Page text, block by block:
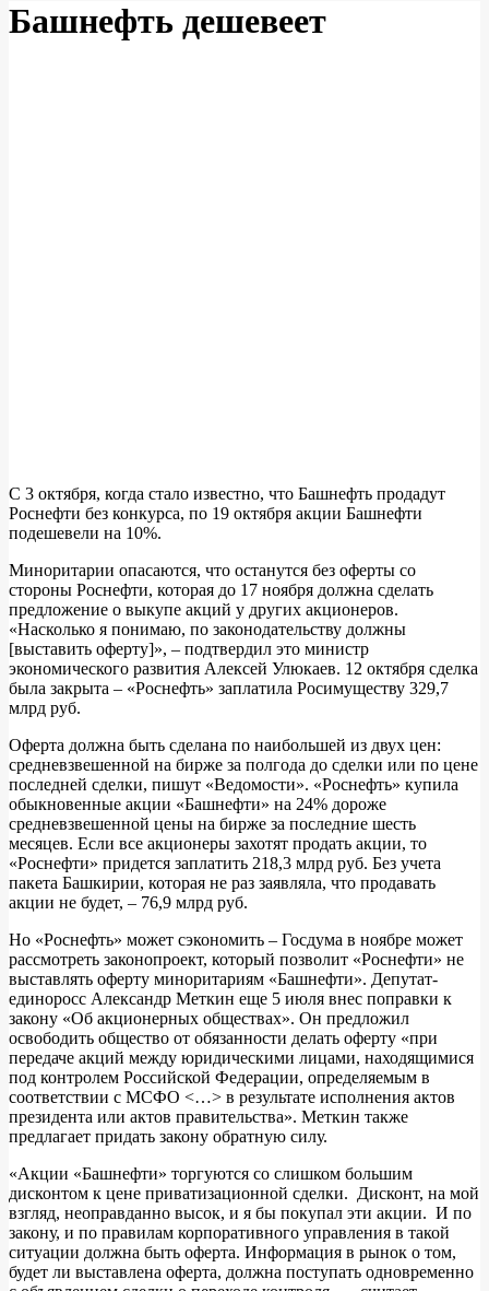
Башнефть дешевеет
С 3 октября, когда стало известно, что Башнефть продадут
Роснефти без конкурса, по 19 октября акции Башнефти
подешевели на 10%.
Миноритарии опасаются, что останутся без оферты со
стороны Роснефти, которая до 17 ноября должна сделать
предложение о выкупе акций у других акционеров.
«Насколько я понимаю, по законодательству должны
[выставить оферту]», – подтвердил это министр
экономического развития Алексей Улюкаев. 12 октября сделка
была закрыта – «Роснефть» заплатила Росимуществу 329,7
млрд руб.
Оферта должна быть сделана по наибольшей из двух цен:
средневзвешенной на бирже за полгода до сделки или по цене
последней сделки, пишут «Ведомости». «Роснефть» купила
обыкновенные акции «Башнефти» на 24% дороже
средневзвешенной цены на бирже за последние шесть
месяцев. Если все акционеры захотят продать акции, то
«Роснефти» придется заплатить 218,3 млрд руб. Без учета
пакета Башкирии, которая не раз заявляла, что продавать
акции не будет, – 76,9 млрд руб.
Но «Роснефть» может сэкономить – Госдума в ноябре может
рассмотреть законопроект, который позволит «Роснефти» не
выставлять оферту миноритариям «Башнефти». Депутат-
единоросс Александр Меткин еще 5 июля внес поправки к
закону «Об акционерных обществах». Он предложил
освободить общество от обязанности делать оферту «при
передаче акций между юридическими лицами, находящимися
под контролем Российской Федерации, определяемым в
соответствии с МСФО <…> в результате исполнения актов
президента или актов правительства». Меткин также
предлагает придать закону обратную силу.
«Акции «Башнефти» торгуются со слишком большим
дисконтом к цене приватизационной сделки. Дисконт, на мой
взгляд, неоправданно высок, и я бы покупал эти акции. И по
закону, и по правилам корпоративного управления в такой
ситуации должна быть оферта. Информация в рынок о том,
будет ли выставлена оферта, должна поступать одновременно